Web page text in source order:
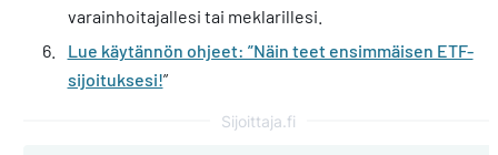
varainhoitajallesi tai meklarillesi.
Lue käytännön ohjeet: ”Näin teet ensimmäisen ETF-
sijoituksesi!”
Sijoittaja.fi